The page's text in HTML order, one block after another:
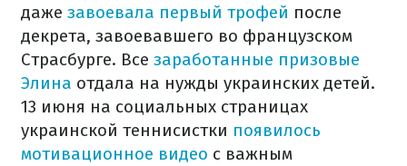
даже завоевала первый трофей после
декрета, завоевавшего во французском
Страсбурге. Все заработанные призовые
Элина отдала на нужды украинских детей.
13 июня на социальных страницах
украинской теннисистки появилось
мотивационное видео с важным